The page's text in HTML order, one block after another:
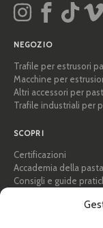
NEGOZIO
Trafile per estrusori
Macchine per
Altri accessori per
Trafile industriali per
SCOPRI
Certificazioni
Accademia della pasta
Consigli e guide
Professionisti e B2B